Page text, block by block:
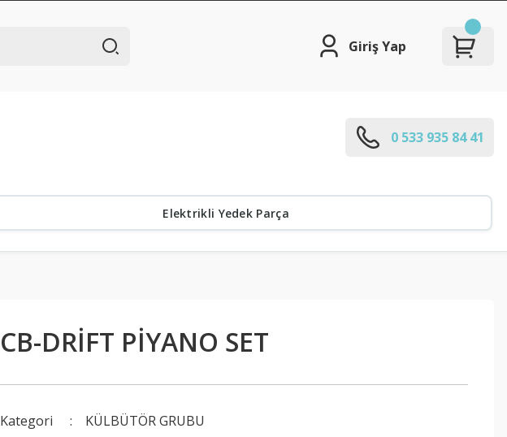
Giriş Yap
0 533 935 84 41
Elektrikli Yedek Parça
CB-DRİFT PİYANO SET
Kategori
KÜLBÜTÖR GRUBU